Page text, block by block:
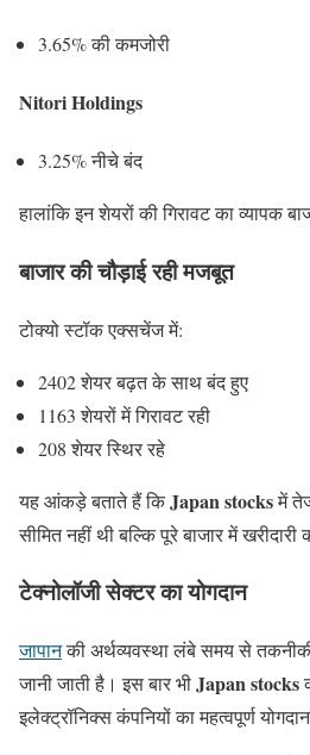
3.65% की कमजोरी
Nitori Holdings
3.25% नीचे बंद
हालांकि इन शेयरों की गिरावट का व्यापक
बाजार की चौड़ाई रही मजबूत
टोक्यो स्टॉक एक्सचेंज में:
2402 शेयर बढ़त के साथ बंद हुए
1163 शेयरों में गिरावट रही
208 शेयर स्थिर रहे
यह आंकड़े बताते हैं किJapan stocksमें
सीमित नहीं थी बल्कि पूरे बाजार में
टेक्नोलॉजी सेक्टर का योगदान
जापानकी अर्थव्यवस्था लंबे समय से
जानी जाती है। इस बार भीJapan stocks
इलेक्ट्रॉनिक्स कंपनियों का महत्वपूर्ण